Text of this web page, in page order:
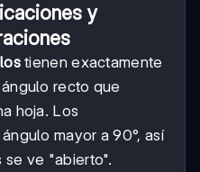
y
tienen exactamente
recto que
hoja. Los
mayor a 90°, así
se ve "abierto".